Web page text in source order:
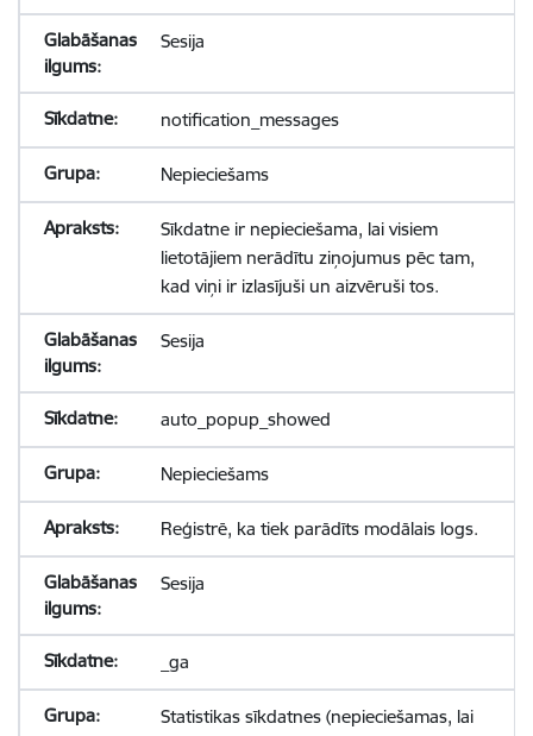
Sesija
notification_messages
Nepieciešams
Sīkdatne ir nepieciešama, lai visiem
lietotājiem nerādītu ziņojumus pēc tam,
kad viņi ir izlasījuši un aizvēruši tos.
Sesija
auto_popup_showed
Nepieciešams
Reģistrē, ka tiek parādīts modālais logs.
Sesija
_ga
Statistikas sīkdatnes (nepieciešamas, lai